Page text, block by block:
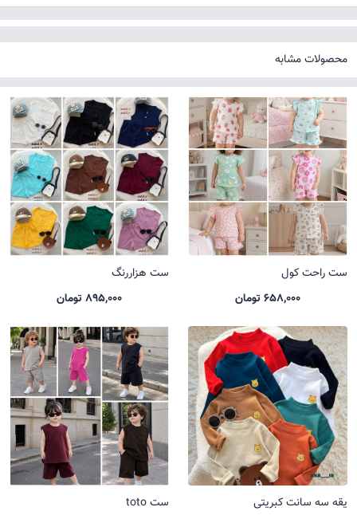
محصولات مشابه
ست راحت کول
658,000 تومان
ست هزاررنگ
895,000 تومان
یقه سه سانت کبریتی
ست toto